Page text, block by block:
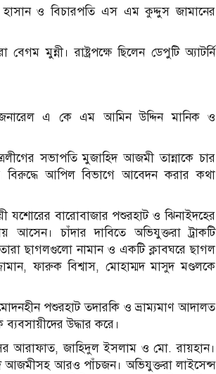
ও বিচারপতি এস এম কুদ্দুস জামানের
মুন্নী। রাষ্ট্রপক্ষে ছিলেন ডেপুটি অ্যাটর্নি
জেনারেল এ কে এম আমিন উদ্দিন মানিক ও
সভাপতি মুজাহিদ আজমী তান্নাকে চার
বিরুদ্ধে আপিল বিভাগে আবেদন করার কথা
বারোবাজার পশুরহাট ও ঝিনাইদহের
আসেন। চাঁদার দাবিতে অভিযুক্তরা ট্রাকটি
ছাগলগুলো নামান ও একটি ক্লাবঘরে ছাগল
ফারুক বিশ্বাস, মোহাম্মদ মাসুদ মণ্ডলকে
পশুরহাট তদারকি ও ভ্রাম্যমাণ আদালত
উদ্ধার করে।
আরাফাত, জাহিদুল ইসলাম ও মো. রায়হান।
আজমীসহ আরও পাঁচজন। অভিযুক্তরা লাইসেন্স